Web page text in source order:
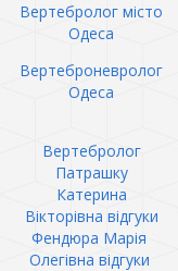
Вертебролог місто
Одеса
Вертеброневролог
Одеса
Вертебролог
Патрашку
Катерина
Вікторівна відгуки
Фендюра Марія
Олегівна відгуки